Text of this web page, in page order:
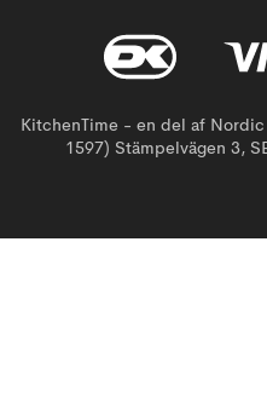
KitchenTime - en del af
1597) Stämpelvägen 3,